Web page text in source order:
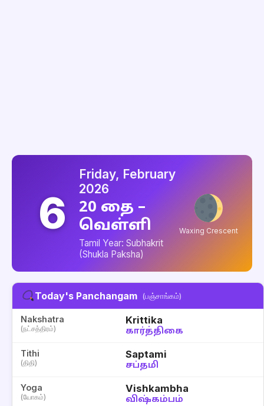
6
Friday, February
2026
20 தை –
வெள்ளி
Tamil Year: Subhakrit
(Shukla Paksha)
Waxing Crescent
Today's Panchangam (பஞ்சாங்கம்)
Nakshatra
(நட்சத்திரம்)
Krittika
கார்த்திகை
Tithi
(திதி)
Saptami
சப்தமி
Yoga
(யோகம்)
Vishkambha
விஷ்கம்பம்